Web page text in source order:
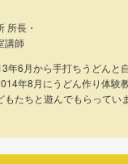
所長・
講師
年6月から手打ちうどんと
年8月にうどん作り体験
たちと遊んでもらっていま